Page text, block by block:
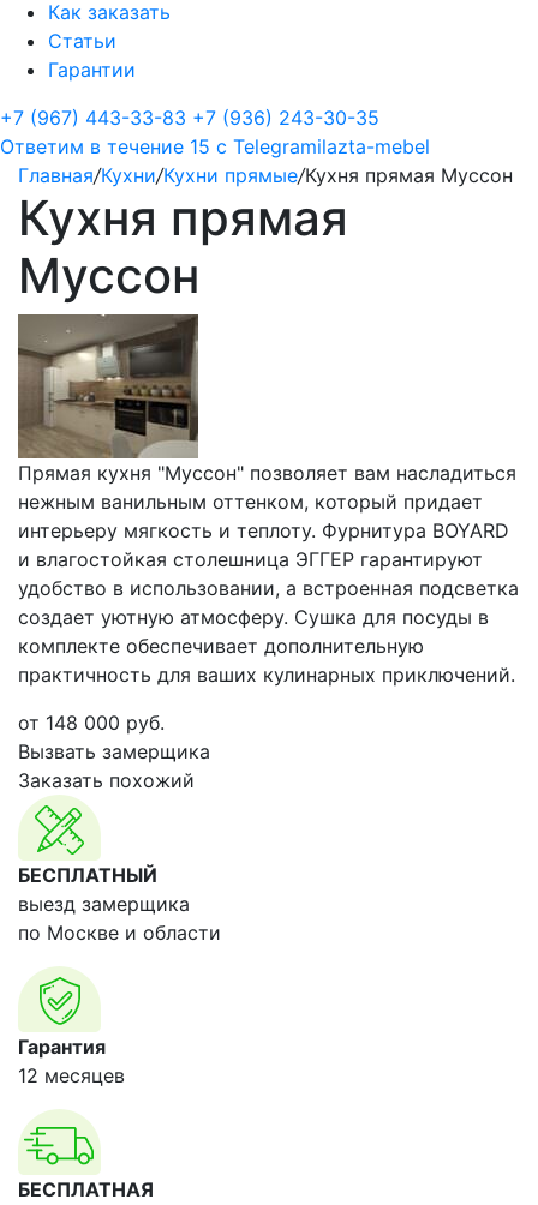
Как заказать
Статьи
Гарантии
+7 (967) 443-33-83 +7 (936) 243-30-35
Ответим в течение 15 с Telegramilazta-mebel
Главная/Кухни/Кухни прямые/Кухня прямая Муссон
Кухня прямая
Муссон
Прямая кухня "Муссон" позволяет вам насладиться
нежным ванильным оттенком, который придает
интерьеру мягкость и теплоту. Фурнитура BOYARD
и влагостойкая столешница ЭГГЕР гарантируют
удобство в использовании, а встроенная подсветка
создает уютную атмосферу. Сушка для посуды в
комплекте обеспечивает дополнительную
практичность для ваших кулинарных приключений.
от 148 000 руб.
Вызвать замерщика
Заказать похожий
БЕСПЛАТНЫЙ
выезд замерщика
по Москве и области
Гарантия
12 месяцев
БЕСПЛАТНАЯ